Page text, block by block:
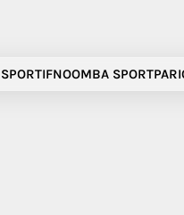
NOOMBA SPORT